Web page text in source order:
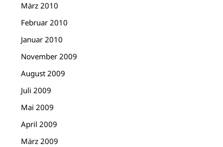
März 2010
Februar 2010
Januar 2010
November 2009
August 2009
Juli 2009
Mai 2009
April 2009
März 2009